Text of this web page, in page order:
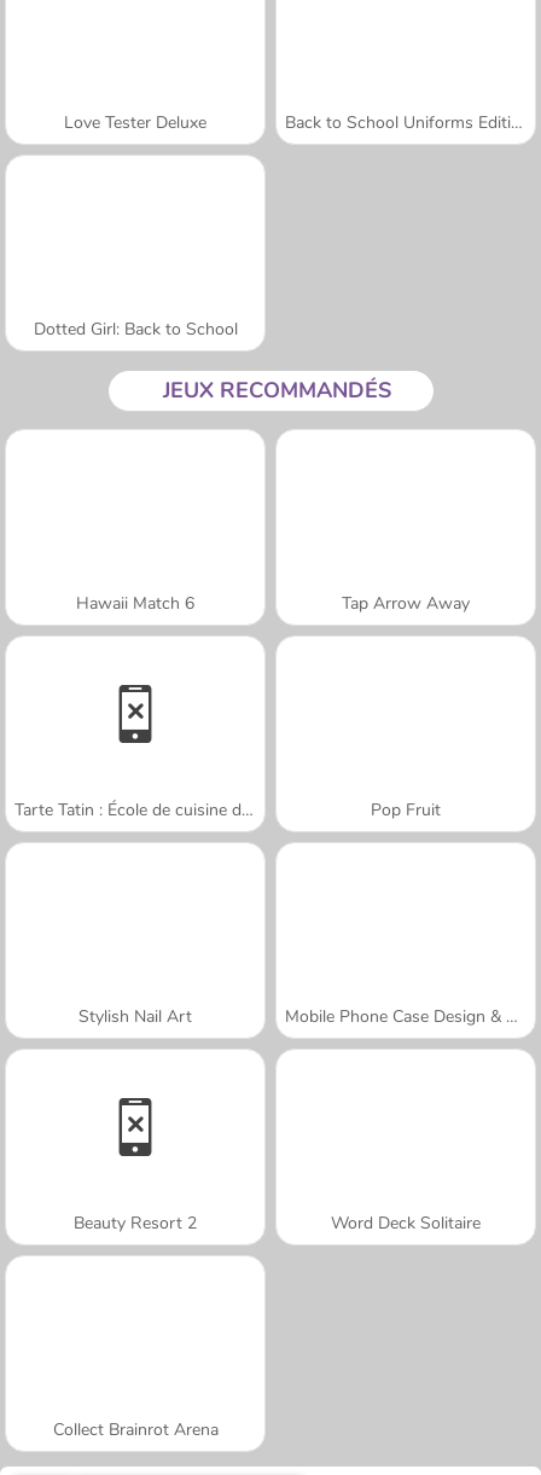
Love Tester Deluxe Back to School Uniforms Edition
Dotted Girl: Back to School
JEUX RECOMMANDÉS
Hawaii Match 6 Tap Arrow Away
Tarte Tatin : École de cuisine de Sara Pop Fruit
Stylish Nail Art Mobile Phone Case Design & DIY
Beauty Resort 2 Word Deck Solitaire
Collect Brainrot Arena